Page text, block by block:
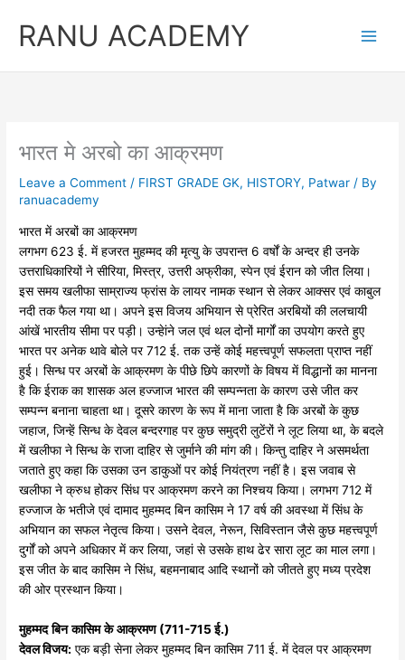
contentRANU ACADEMY
भारत मे अरबो का आक्रमण
Leave a Comment / FIRST GRADE GK, HISTORY, Patwar / By
ranuacademy
भारत में अरबों का आक्रमण
लगभग 623 ई. में हजरत मुहम्मद की मृत्यु के उपरान्त 6 वर्षों के अन्दर ही उनके
उत्तराधिकारियों ने सीरिया, मिस्त्र, उत्तरी अफ्रीका, स्पेन एवं ईरान को जीत लिया।
इस समय खलीफा साम्राज्य फ्रांस के लायर नामक स्थान से लेकर आक्सर एवं काबुल
नदी तक फैल गया था। अपने इस विजय अभियान से प्रेरित अरबियों की ललचायी
आंखें भारतीय सीमा पर पड़ी। उन्हेांने जल एवं थल दोनों मार्गों का उपयोग करते हुए
भारत पर अनेक थावे बोले पर 712 ई. तक उन्हें कोई महत्त्वपूर्ण सफलता प्राप्त नहीं
हुई। सिन्ध पर अरबों के आक्रमण के पीछे छिपे कारणों के विषय में विद्धानों का मानना
है कि ईराक का शासक अल हज्जाज भारत की सम्पन्नता के कारण उसे जीत कर
सम्पन्न बनाना चाहता था। दूसरे कारण के रूप में माना जाता है कि अरबों के कुछ
जहाज, जिन्हें सिन्ध के देवल बन्दरगाह पर कुछ समुद्री लुटेंरों ने लूट लिया था, के बदले
में खलीफा ने सिन्ध के राजा दाहिर से जुर्माने की मांग की। किन्तु दाहिर ने असमर्थता
जताते हुए कहा कि उसका उन डाकुओं पर कोई नियंत्रण नहीं है। इस जवाब से
खलीफा ने क्रुध होकर सिंध पर आक्रमण करने का निश्चय किया। लगभग 712 में
हज्जाज के भतीजे एवं दामाद मुहम्मद बिन कासिम ने 17 वर्ष की अवस्था में सिंध के
अभियान का सफल नेतृत्व किया। उसने देवल, नेरून, सिविस्तान जैसे कुछ महत्त्वपूर्ण
दुर्गों को अपने अधिकार में कर लिया, जहां से उसके हाथ ढेर सारा लूट का माल लगा।
इस जीत के बाद कासिम ने सिंध, बहमनाबाद आदि स्थानों को जीतते हुए मध्य प्रदेश
की ओर प्रस्थान किया।
मुहम्मद बिन कासिम के आक्रमण(711-715ई.)
देवलविजय: एक बड़ी सेना लेकर मुहम्मद बिन कासिम 711 ई. में देवल पर आक्रमण